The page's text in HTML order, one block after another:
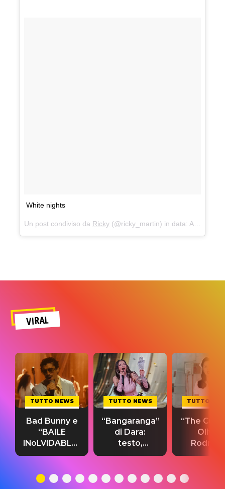
White nights
Un post condiviso da Ricky (@ricky_martin) in data: Apr 30, 2018 at 5:57 PDT
VIRAL
TUTTO NEWS
Bad Bunny e
“BAILE
INoLVIDABLE”:
testo,
significato
TUTTO NEWS
“Bangaranga”
di Dara:
testo,
traduzione e
del singolo
TUTTO
“The
Olivia
testo,